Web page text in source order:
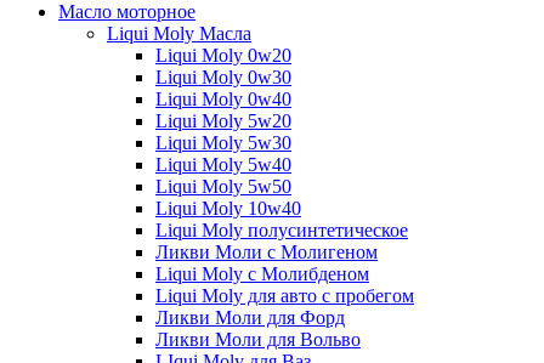
Масло моторное
Liqui Moly Масла
Liqui Moly 0w20
Liqui Moly 0w30
Liqui Moly 0w40
Liqui Moly 5w20
Liqui Moly 5w30
Liqui Moly 5w40
Liqui Moly 5w50
Liqui Moly 10w40
Liqui Moly полусинтетическое
Ликви Моли с Молигеном
Liqui Moly с Молибденом
Liqui Moly для авто с пробегом
Ликви Моли для Форд
Ликви Моли для Вольво